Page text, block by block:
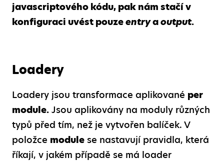
javascriptového kódu, pak nám stačí v
konfiguraci uvést pouzeentryaoutput.
Loadery
Loadery jsou transformace aplikované per
module. Jsou aplikovány na moduly různých
typů před tím, než je vytvořen balíček. V
položce module se nastavují pravidla, která
říkají, v jakém případě se má loader